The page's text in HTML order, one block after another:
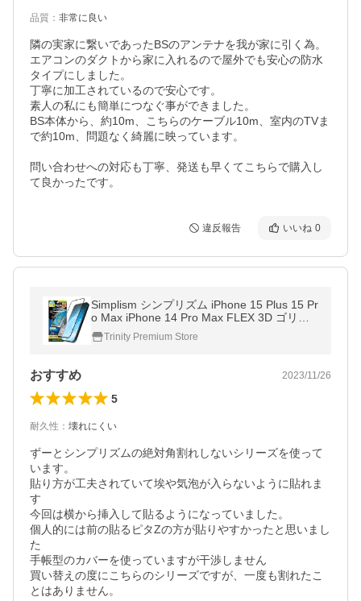
品質 ： 非常に良い
隣の実家に繋いであったBSのアンテナを我が家に引く為。
エアコンのダクトから家に入れるので屋外でも安心の防水
タイプにしました。
丁寧に加工されているので安心です。
素人の私にも簡単につなぐ事ができました。
BS本体から、約10m、こちらのケーブル10m、室内のTVま
で約10m、問題なく綺麗に映っています。
問い合わせへの対応も丁寧、発送も早くてこちらで購入し
て良かったです。
違反報告 いいね 0
Simplism シンプリズム iPhone 15 Plus 15 Pr
o Max iPhone 14 Pro Max FLEX 3D ゴリラ
ガラス 黄色くないブルーライト低減 複合フ
レームガラス
Trinity Premium Store
おすすめ 2023/11/26
5
耐久性 ： 壊れにくい
ずーとシンプリズムの絶対角割れしないシリーズを使って
います。
貼り方が工夫されていて埃や気泡が入らないように貼れま
す
今回は横から挿入して貼るようになっていました。
個人的には前の貼るピタZの方が貼りやすかったと思いまし
た
手帳型のカバーを使っていますが干渉しません
買い替えの度にこちらのシリーズですが、一度も割れたこ
とはありません。